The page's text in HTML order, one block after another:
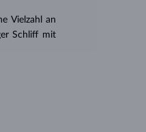
Vielzahl an
Schliff mit